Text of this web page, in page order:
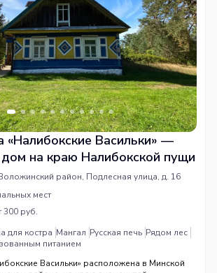
«Налибокские Васильки» —
на краю Налибокской пущи
район, Подлесная улица, д. 16
мест
300 руб.
для костра Мангал Русская печь Рядом лес
питанием
Васильки» расположена в Минской